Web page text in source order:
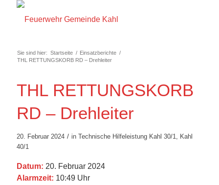
Sie sind hier: Startseite / Einsatzberichte /
THL RETTUNGSKORB RD – Drehleiter
THL RETTUNGSKORB
RD – Drehleiter
20. Februar 2024 / in Technische Hilfeleistung Kahl 30/1, Kahl
40/1
Datum: 20. Februar 2024
Alarmzeit: 10:49 Uhr